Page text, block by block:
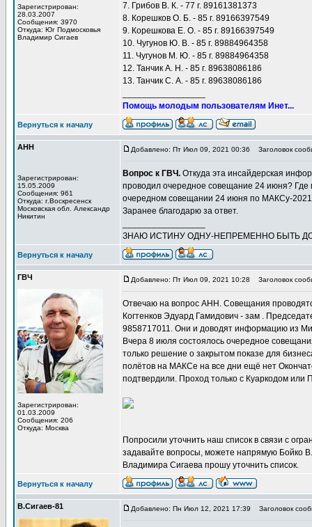
Зарегистрирован:
28.03.2007
Сообщения: 3970
Откуда: Юг Подмосковья
Владимир Сигаев
7. Грибов В. К. - 77 г. 89161381373
8. Корешков О. Б. - 85 г. 89166397549
9. Корешкова Е. О. - 85 г. 89166397549
10. Чугунов Ю. В. - 85 г. 89884964358
11. Чугунов М. Ю. - 85 г. 89884964358
12. Танчик А. Н. - 85 г. 89638086186
13. Танчик С. А. - 85 г. 89638086186
Помощь молодым пользователям Инет...
Вернуться к началу
АНН
Зарегистрирован:
15.05.2009
Сообщения: 961
Откуда: г.Воскресенск
Московская обл. Александр
Никитин
Добавлено: Пт Июл 09, 2021 00:36 Заголовок
Вопрос к ГВЧ. Откуда эта инсайдерская
проводил очередное совещание 24 июня?
очередном совещании 24 июня по МАКСу-
Заранее благодарю за ответ.
ЗНАЮ ИСТИНУ ОДНУ-НЕПРЕМЕННО БЫТЬ
Вернуться к началу
ГВЧ
Зарегистрирован:
01.03.2009
Сообщения: 206
Откуда: Москва
Добавлено: Пт Июл 09, 2021 10:28 Заголовок
Отвечаю на вопрос АНН. Совещания
Когтенков Эдуард Гамидович - зам .
9858717011. Они и доводят информацию из
Вчера 8 июля состоялось очередное
только решение о закрытом показе для
полётов на МАКСе на все дни ещё нет
подтвердили. Проход только с Куаркодом
Попросили уточнить наш список в связи с
задавайте вопросы, можете напрямую Бойко
Владимира Сигаева прошу уточнить список.
Вернуться к началу
В.Сигаев-81 Добавлено: Пн Июл 12, 2021 17:39 Заголовок